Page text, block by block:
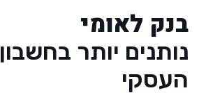
בנק לאומי
נותנים יותר בחשבון
העסקי